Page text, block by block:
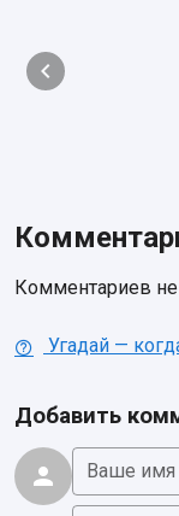
Комментариев
Угадай —
Добавить
Ваше имя